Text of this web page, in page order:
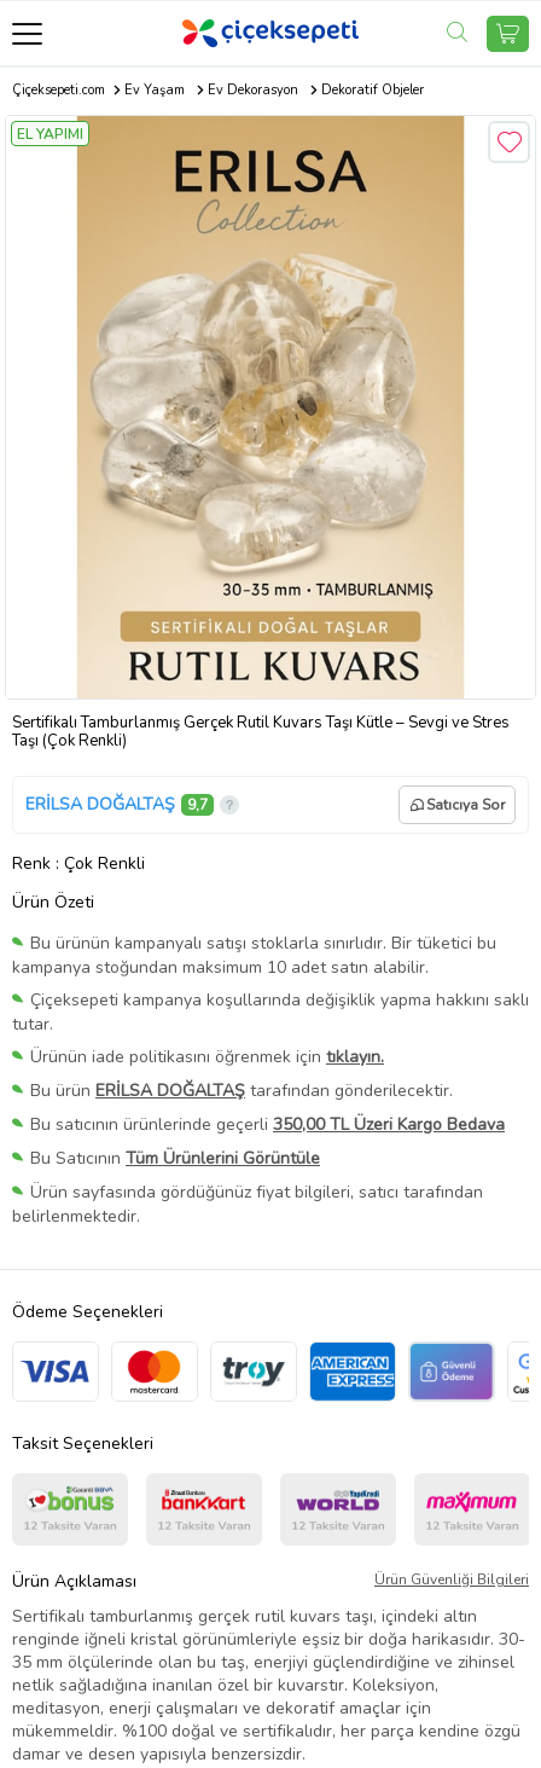
Çiçeksepeti.com Ev Yaşam Ev Dekorasyon Dekoratif Objeler
EL YAPIMI
Sertifikalı Tamburlanmış Gerçek Rutil Kuvars Taşı Kütle – Sevgi ve Stres
Taşı (Çok Renkli)
ERİLSA DOĞALTAŞ 9,7 Satıcıya Sor
Renk : Çok Renkli
Ürün Özeti
Bu ürünün kampanyalı satışı stoklarla sınırlıdır. Bir tüketici bu
kampanya stoğundan maksimum 10 adet satın alabilir.
Çiçeksepeti kampanya koşullarında değişiklik yapma hakkını saklı
tutar.
Ürünün iade politikasını öğrenmek için tıklayın.
Bu ürün ERİLSA DOĞALTAŞ tarafından gönderilecektir.
Bu satıcının ürünlerinde geçerli 350,00 TL Üzeri Kargo Bedava
Bu Satıcının Tüm Ürünlerini Görüntüle
Ürün sayfasında gördüğünüz fiyat bilgileri, satıcı tarafından
belirlenmektedir.
Ödeme Seçenekleri
Taksit Seçenekleri
Ürün Açıklaması Ürün Güvenliği Bilgileri
Sertifikalı tamburlanmış gerçek rutil kuvars taşı, içindeki altın
renginde iğneli kristal görünümleriyle eşsiz bir doğa harikasıdır. 30-
35 mm ölçülerinde olan bu taş, enerjiyi güçlendirdiğine ve zihinsel
netlik sağladığına inanılan özel bir kuvarstır. Koleksiyon,
meditasyon, enerji çalışmaları ve dekoratif amaçlar için
mükemmeldir. %100 doğal ve sertifikalıdır, her parça kendine özgü
damar ve desen yapısıyla benzersizdir.